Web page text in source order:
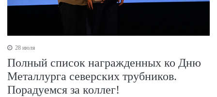
28 июля
Полный список награжденных ко Дню
Металлурга северских трубников.
Порадуемся за коллег!